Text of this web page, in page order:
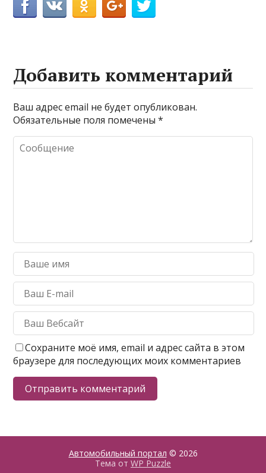
Добавить комментарий
Ваш адрес email не будет опубликован.
Обязательные поля помечены*
Сохраните моё имя, email и адрес сайта в этом
браузере для последующих моих комментариев
Автомобильный портал © 2026
Тема от WP Puzzle